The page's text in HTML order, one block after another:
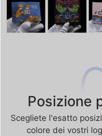
Posizione
Scegliete l'esatto
colore dei vostri